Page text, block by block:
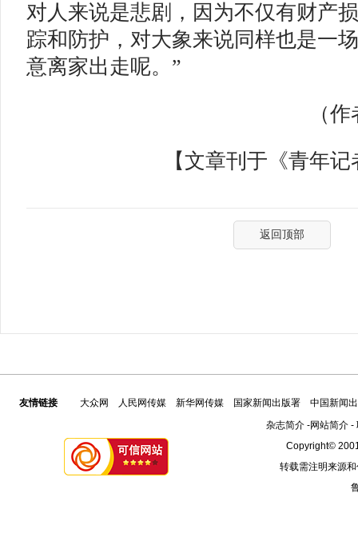
对人来说是悲剧，因为不仅有财产
踪和防护，对大象来说同样也是一
意离家出走呢。”
（作者
【文章刊于《青年记
返回顶部
友情链接 大众网 人民网传媒 新华网传媒 国家新闻出版署
中国新闻
杂志简介-网站简介-
Copyright©
转载需注明来源